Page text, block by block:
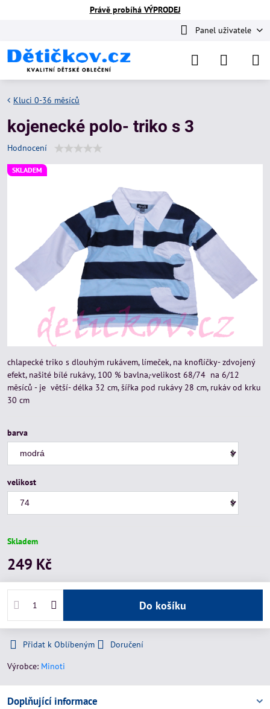
Právě probíhá VÝPRODEJ
Panel uživatele
SKLADEM
Kluci 0-36 měsíců
kojenecké polo- triko s 3
Hodnocení
chlapecké triko s dlouhým rukávem, límeček, na knoflíčky- zdvojený
efekt, našité bílé rukávy, 100 % bavlna,-velikost 68/74 na 6/12
měsíců - je větší- délka 32 cm, šířka pod rukávy 28 cm, rukáv od krku
30 cm
barva
velikost
Skladem
249 Kč
Do košíku
Přidat k Oblíbeným
Doručení
Výrobce: Minoti
Doplňující informace